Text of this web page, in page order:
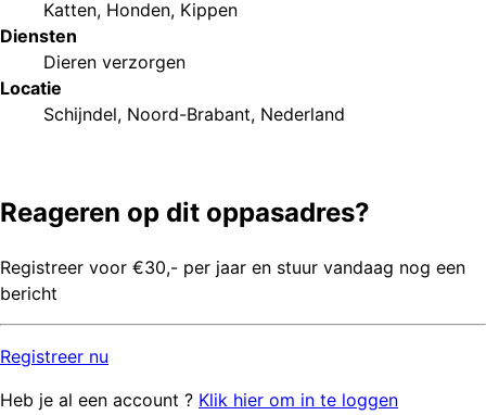
Katten, Honden, Kippen
Diensten
Dieren verzorgen
Locatie
Schijndel, Noord-Brabant, Nederland
Reageren op dit oppasadres?
Registreer voor €30,- per jaar en stuur vandaag nog een
bericht
Registreer nu
Heb je al een account ? Klik hier om in te loggen